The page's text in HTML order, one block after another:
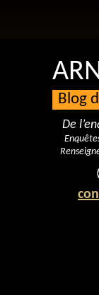
Blog
De